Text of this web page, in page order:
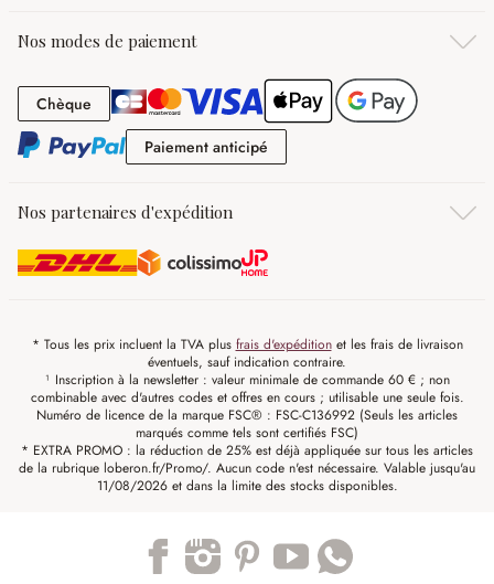
Nos modes de paiement
Chèque Chèque
Paiement anticipé
Nos partenaires d'expédition
* Tous les prix incluent la TVA plus frais d'expéditionet les frais de livraison
éventuels, sauf indication contraire.
¹ Inscription à la newsletter : valeur minimale de commande 60 € ; non
combinable avec d'autres codes et offres en cours ; utilisable une seule fois.
Numéro de licence de la marque FSC® : FSC-C136992 (Seuls les articles
marqués comme tels sont certifiés FSC)
* EXTRA PROMO : la réduction de 25% est déjà appliquée sur tous les articles
de la rubrique loberon.fr/Promo/. Aucun code n'est nécessaire. Valable jusqu'au
11/08/2026 et dans la limite des stocks disponibles.